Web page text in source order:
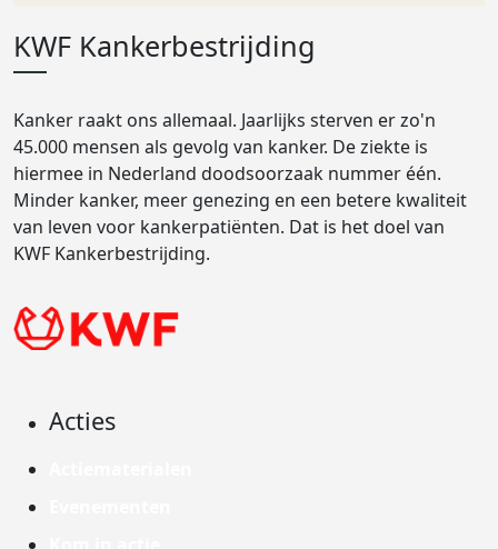
KWF Kankerbestrijding
Kanker raakt ons allemaal. Jaarlijks sterven er zo'n
45.000 mensen als gevolg van kanker. De ziekte is
hiermee in Nederland doodsoorzaak nummer één.
Minder kanker, meer genezing en een betere kwaliteit
van leven voor kankerpatiënten. Dat is het doel van
KWF Kankerbestrijding.
Acties